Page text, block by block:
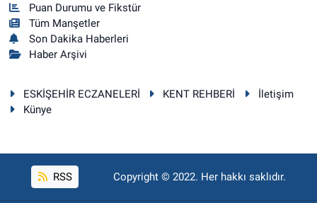
Puan Durumu ve Fikstür
Tüm Manşetler
Son Dakika Haberleri
Haber Arşivi
ESKİŞEHİR ECZANELERİ KENT REHBERİ
İletişim
Künye
RSS Copyright © 2022. Her hakkı saklıdır.